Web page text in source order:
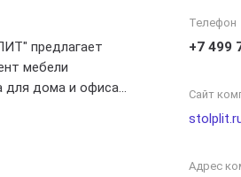
предлагает
мебели
для дома и офиса.
и детской
по
Телефон
+7 499
Сайт
Адрес